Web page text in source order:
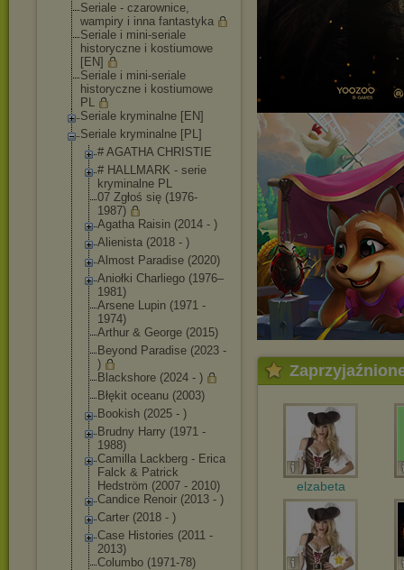
Seriale - czarownice,
wampiry i inna fantastyka
Seriale i mini-seriale
historyczne i kostiumowe
[EN]
Seriale i mini-seriale
historyczne i kostiumowe
PL
Seriale kryminalne [EN]
Seriale kryminalne [PL]
# AGATHA CHRISTIE
# HALLMARK - serie
kryminalne PL
07 Zgłoś się (1976-
1987)
Agatha Raisin (2014 - )
Alienista (2018 - )
Almost Paradise (2020)
Aniołki Charliego (1976–
1981)
Arsene Lupin (1971 -
1974)
Arthur & George (2015)
Beyond Paradise (2023 -
)
Blackshore (2024 - )
Błękit oceanu (2003)
Bookish (2025 - )
Brudny Harry (1971 -
1988)
Camilla Lackberg - Erica
Falck & Patrick
Hedström (2007 - 2010)
Candice Renoir (2013 - )
Carter (2018 - )
Case Histories (2011 -
2013)
Columbo (1971-78)
elzabeta